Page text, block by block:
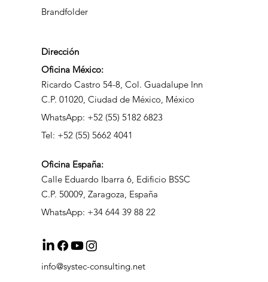
Dirección
Oficina México:
Ricardo Castro 54-8, Col. Guadalupe Inn
C.P. 01020, Ciudad de México, México
Tel: +52 (55) 5662 4041
WhatsApp: +52 (55) 5182 6823
OficinaEspaña:
Calle Eduardo Ibarra 6, Edificio BSSC
C.P. 50009, Zaragoza, España
WhatsApp: +34 644 39 88 22
info@systec-consulting.net
Brandfolder